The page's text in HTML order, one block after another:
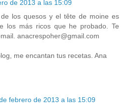
de 2013 a las 15:09
los quesos y el tête de moine es
los más ricos que he probado. Te
anacrespoher@gmail.com
me encantan tus recetas. Ana
febrero de 2013 a las 15:09